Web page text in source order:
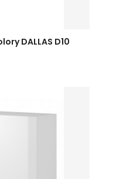
DALLAS D10